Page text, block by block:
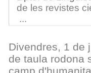
de les revistes
...
Divendres, 1 de
de taula rodona